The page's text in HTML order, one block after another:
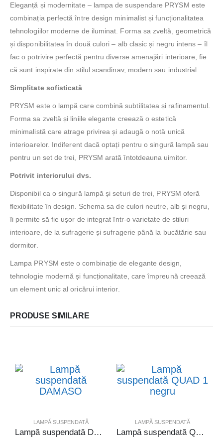
Eleganță și modernitate – lampa de suspendare PRYSM este
combinația perfectă între design minimalist și funcționalitatea
tehnologiilor moderne de iluminat. Forma sa zveltă, geometrică
și disponibilitatea în două culori – alb clasic și negru intens – îl
fac o potrivire perfectă pentru diverse amenajări interioare, fie
că sunt inspirate din stilul scandinav, modern sau industrial.
Simplitate sofisticată
PRYSM este o lampă care combină subtilitatea și rafinamentul.
Forma sa zveltă și liniile elegante creează o estetică
minimalistă care atrage privirea și adaugă o notă unică
interioarelor. Indiferent dacă optați pentru o singură lampă sau
pentru un set de trei, PRYSM arată întotdeauna uimitor.
Potrivit interiorului dvs.
Disponibil ca o singură lampă și seturi de trei, PRYSM oferă
flexibilitate în design. Schema sa de culori neutre, alb și negru,
îi permite să fie ușor de integrat într-o varietate de stiluri
interioare, de la sufragerie și sufragerie până la bucătărie sau
dormitor.
Lampa PRYSM este o combinație de elegante design,
tehnologie modernă și funcționalitate, care împreună creează
un element unic al oricărui interior.
PRODUSE SIMILARE
LAMPĂ SUSPENDATĂ
Lampă suspendată DAMASO
LAMPĂ SUSPENDATĂ
Lampă suspendată QUAD 1 negru